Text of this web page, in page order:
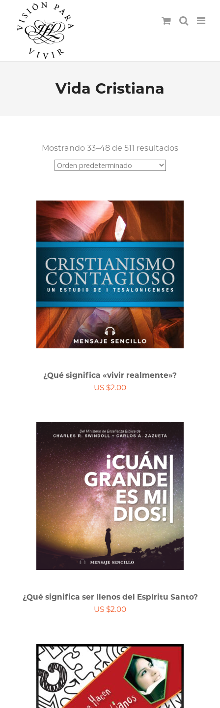
Vida Cristiana
Mostrando 33–48 de 511 resultados
¿Qué significa «vivir realmente»?
US $2.00
¿Qué significa ser llenos del Espíritu Santo?
US $2.00